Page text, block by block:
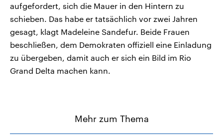
aufgefordert, sich die Mauer in den Hintern zu
schieben. Das habe er tatsächlich vor zwei Jahren
gesagt, klagt Madeleine Sandefur. Beide Frauen
beschließen, dem Demokraten offiziell eine Einladung
zu übergeben, damit auch er sich ein Bild im Rio
Grand Delta machen kann.
Mehr zum Thema